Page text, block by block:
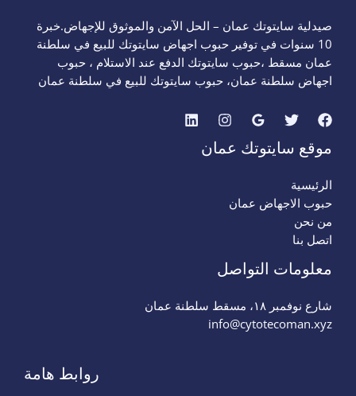
صيدلية سايتوتك عمان – الحل الآمن والموثوق للإجهاض.خبرة
10 سنوات في توفير حبوب اجهاض سايتوتك للبيع في سلطنة
عمان مسقط ،حبوب سايتوتك الدفع عند الاستلام ، حبوب
اجهاض سلطنة عمان، حبوب سايتوتك للبيع في سلطنة عمان
موقع سايتوتك عمان
الرئيسية
حبوب الاجهاض عمان
من نحن
اتصل بنا
معلومات التواصل
شارع نوفمبر ١٨، مسقط سلطنة عمان
info@cytotecoman.xyz
روابط هامة